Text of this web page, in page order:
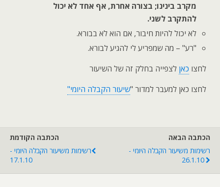
מקרב בינינו; בצורה אחרת, אף אחד לא יכול
להתקרב לשני.
לא יכול להיות חיבור, אם הוא לא בבורא.
"רע" – מה שמפריע לי להגיע לבורא.
לחצו כאן לצפייה בחלק זה של השיעור
לחצו כאן למעבר למדור "שיעור הקבלה היומי"
הכתבה הקודמת
רשימות משיעור הקבלה היומי -
17.1.10
הכתבה הבאה
רשימות משיעור הקבלה היומי -
26.1.10